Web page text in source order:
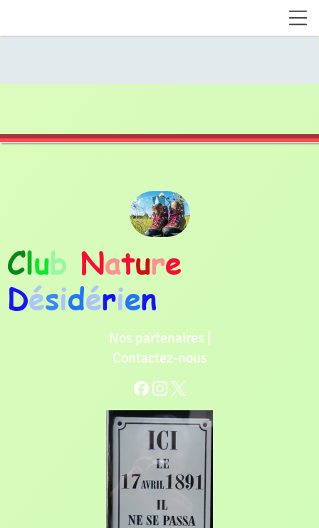
Club Nature
Désidérien
Nos partenaires |
Contactez-nous